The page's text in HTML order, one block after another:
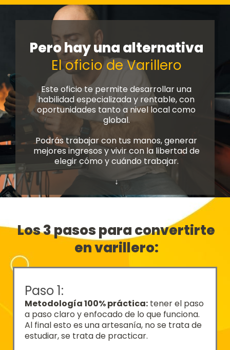
Pero hay una alternativa
El oficio de Varillero
Este oficio te permite desarrollar una
habilidad especializada y rentable, con
oportunidades tanto a nivel local como
global.
Podrás trabajar con tus manos, generar
mejores ingresos y vivir con la libertad de
elegir cómo y cuándo trabajar.
↓
Los 3 pasos para convertirte
en varillero:
Paso 1:
Metodología 100% práctica: tener el paso
a paso claro y enfocado de lo que funciona.
Al final esto es una artesanía, no se trata de
estudiar, se trata de practicar.